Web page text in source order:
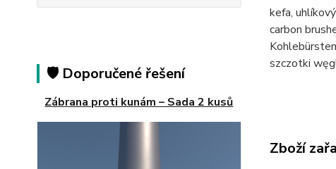
🛡️ Doporučené řešení
Zábrana proti kunám – Sada 2 kusů
kefa,
carbon
szczotki
Zboží